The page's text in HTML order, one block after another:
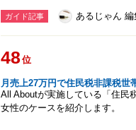
ガイド記事 あるじゃん 編
48位
月売上27万円で住民税非課税世
All Aboutが実施している「住民
女性のケースを紹介します。